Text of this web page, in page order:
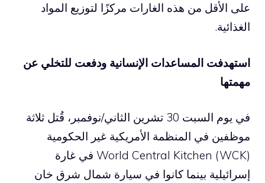
على الأقل من هذه الغارات مركزًا لتوزيع المواد
الغذائية.
استهدفت المساعدات الإنسانية ودفعت للتخلي عن
مهمتها
في يوم السبت 30 تشرين الثاني/نوفمبر، قُتل ثلاثة
موظفين في المنظمة الأمريكية غير الحكومية
World Central Kitchen (WCK) في غارة
إسرائيلية بينما كانوا في سيارة شمال شرق خان